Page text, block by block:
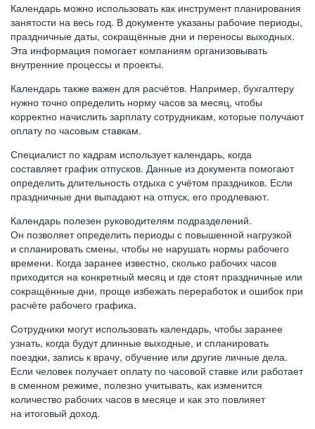
Календарь можно использовать как инструмент планирования
занятости на весь год. В документе указаны рабочие периоды,
праздничные даты, сокращённые дни и переносы выходных.
Эта информация помогает компаниям организовывать
внутренние процессы и проекты.
Календарь также важен для расчётов. Например, бухгалтеру
нужно точно определить норму часов за месяц, чтобы
корректно начислить зарплату сотрудникам, которые получают
оплату по часовым ставкам.
Специалист по кадрам использует календарь, когда
составляет график отпусков. Данные из документа помогают
определить длительность отдыха с учётом праздников. Если
праздничные дни выпадают на отпуск, его продлевают.
Календарь полезен руководителям подразделений.
Он позволяет определить периоды с повышенной нагрузкой
и спланировать смены, чтобы не нарушать нормы рабочего
времени. Когда заранее известно, сколько рабочих часов
приходится на конкретный месяц и где стоят праздничные или
сокращённые дни, проще избежать переработок и ошибок при
расчёте рабочего графика.
Сотрудники могут использовать календарь, чтобы заранее
узнать, когда будут длинные выходные, и спланировать
поездки, запись к врачу, обучение или другие личные дела.
Если человек получает оплату по часовой ставке или работает
в сменном режиме, полезно учитывать, как изменится
количество рабочих часов в месяце и как это повлияет
на итоговый доход.